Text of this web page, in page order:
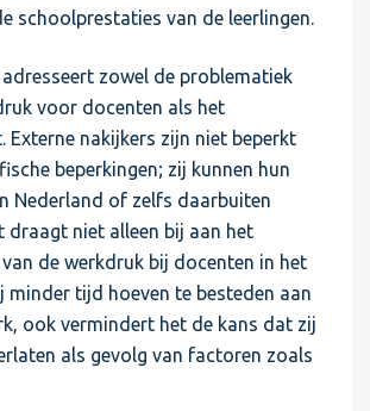
schoolprestaties van de leerlingen.
zowel de problematiek
voor docenten als het
Externe nakijkers zijn niet beperkt
beperkingen; zij kunnen hun
Nederland of zelfs daarbuiten
draagt niet alleen bij aan het
de werkdruk bij docenten in het
minder tijd hoeven te besteden aan
ook vermindert het de kans dat zij
als gevolg van factoren zoals